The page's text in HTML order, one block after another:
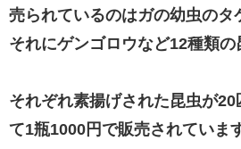
売られているのはガの幼虫のタ
それにゲンゴロウなど12種類の
それぞれ素揚げされた昆虫が20
て1瓶1000円で販売されていま